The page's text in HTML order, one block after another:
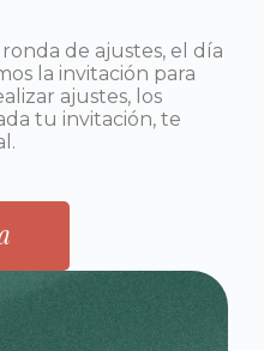
de ajustes, el día
la invitación para
ajustes, los
tu invitación, te